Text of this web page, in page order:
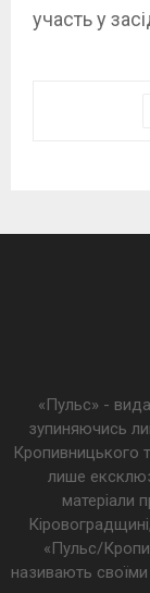
участь у
«Пульс» -
зупиняючись
Кропивницького
лише
матеріали
«Пульс/
називають